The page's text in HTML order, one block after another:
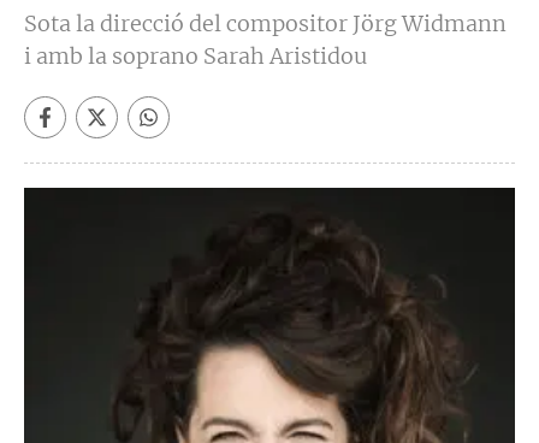
Sota la direcció del compositor Jörg Widmann
i amb la soprano Sarah Aristidou